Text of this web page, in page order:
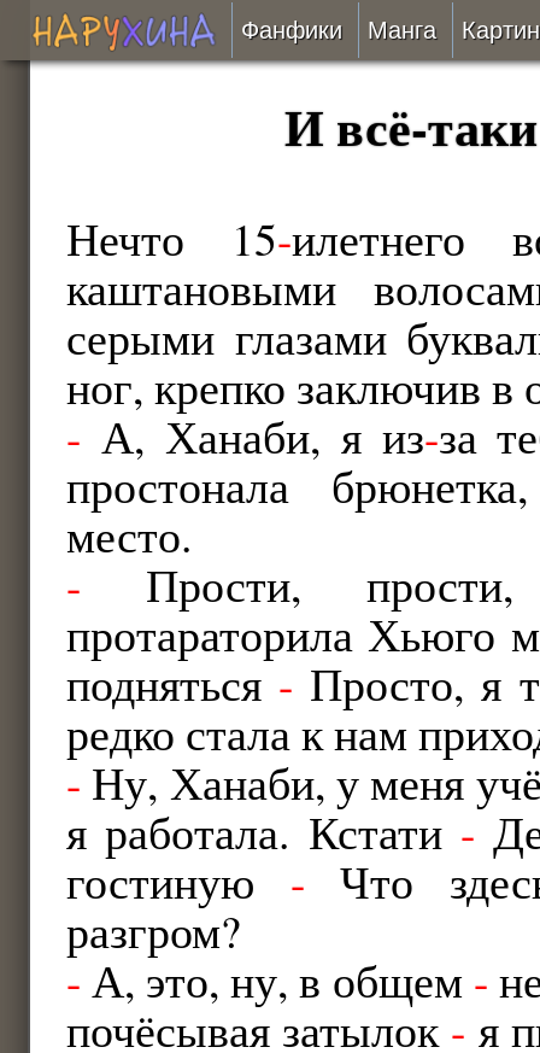
Фанфики
Сборники
Рецензии
На проверке
Отправить
Манга
И всё-
Нечто 15-илетнего
каштановыми
серыми глазами
ног, крепко заключив в
- А, Ханаби, я из-за
простонала
место.
- Прости,
протараторила Хьюго
подняться - Просто, я
редко стала к нам
- Ну, Ханаби, у меня
я работала. Кстати -
гостиную - Что
разгром?
-А, это, ну, в общем-
почёсывая затылок- я